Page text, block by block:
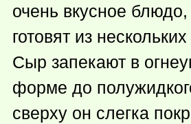
очень вкусное блюдо,
готовят из
Сыр запекают в
форме до
сверху он слегка